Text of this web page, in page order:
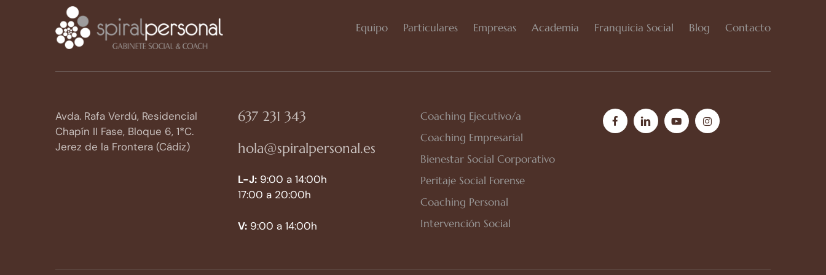
Equipo Particulares Empresas Academia Franquicia Social Blog Contacto
Avda. Rafa Verdú, Residencial
Chapín II Fase, Bloque 6, 1*C.
Jerez de la Frontera (Cádiz)
637 231 343
hola@spiralpersonal.es
L-J: 9:00 a 14:00h
17:00 a 20:00h
V: 9:00 a 14:00h
Coaching Ejecutivo/a
Coaching Empresarial
Bienestar Social Corporativo
Peritaje Social Forense
Coaching Personal
Intervención Social
facebooklinkedinyoutubeinstagram